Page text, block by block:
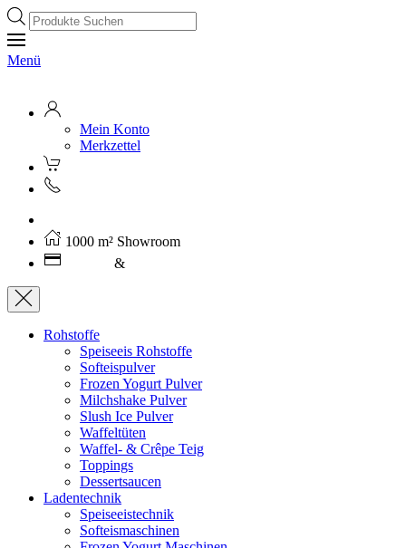
Products
search
Menü
Mein Konto
Merkzettel
1000 m² Showroom
&
Rohstoffe
Speiseeis Rohstoffe
Softeispulver
Frozen Yogurt Pulver
Milchshake Pulver
Slush Ice Pulver
Waffeltüten
Waffel- & Crêpe Teig
Toppings
Dessertsaucen
Ladentechnik
Speiseeistechnik
Softeismaschinen